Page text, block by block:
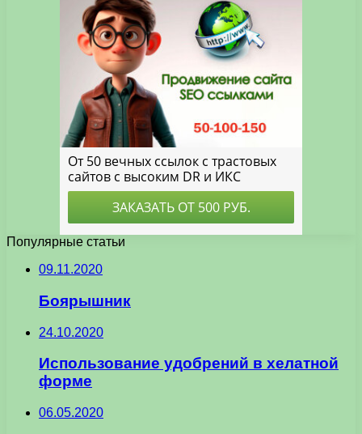
Популярные статьи
09.11.2020
Боярышник
24.10.2020
Использование удобрений в хелатной
форме
06.05.2020